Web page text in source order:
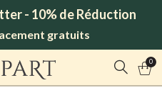
- 10% de Réduction
gratuits
0